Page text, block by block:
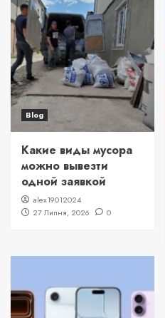
Blog
Какие виды мусора
можно вывезти
одной заявкой
alex19012024
27 Липня, 2026
0